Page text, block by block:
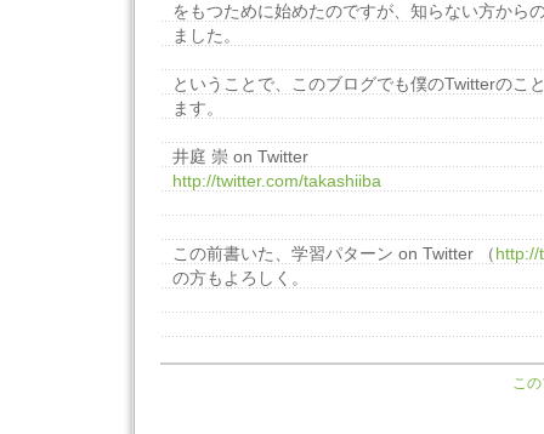
をもつために始めたのですが、知らない方から
ました。
ということで、このブログでも僕のTwitterのこ
ます。
井庭 崇 on Twitter
http://twitter.com/takashiiba
この前書いた、学習パターン on Twitter （http://
の方もよろしく。
こ